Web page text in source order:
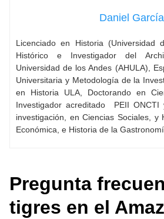
Daniel García
Licenciado en Historia (Universidad
Histórico e Investigador del
Universidad de los Andes (AHULA),
Universitaria y Metodología de la
en Historia ULA, Doctorando en
Investigador acreditado PEII
investigación, en Ciencias Sociales, y
Económica, e Historia de la
Pregunta
tigres en el